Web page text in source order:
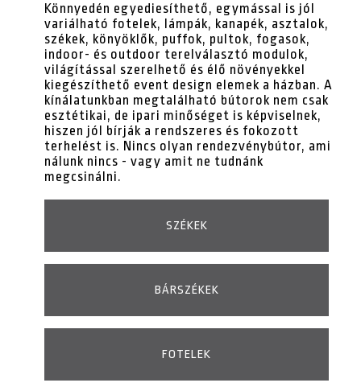
Könnyedén egyediesíthető, egymással is jól
variálható fotelek, lámpák, kanapék, asztalok,
székek, könyöklők, puffok, pultok, fogasok,
indoor- és outdoor terelválasztó modulok,
világítással szerelhető és élő növényekkel
kiegészíthető event design elemek a házban. A
kínálatunkban megtalálható bútorok nem csak
esztétikai, de ipari minőséget is képviselnek,
hiszen jól bírják a rendszeres és fokozott
terhelést is. Nincs olyan rendezvénybútor, ami
nálunk nincs - vagy amit ne tudnánk
megcsinálni.
SZÉKEK
BÁRSZÉKEK
FOTELEK